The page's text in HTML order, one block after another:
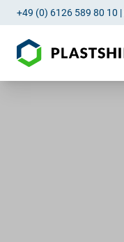
+49 (0) 6126 589 80 10 |